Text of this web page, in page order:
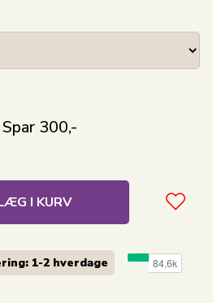
Spar 300,-
I KURV
1-2 hverdage